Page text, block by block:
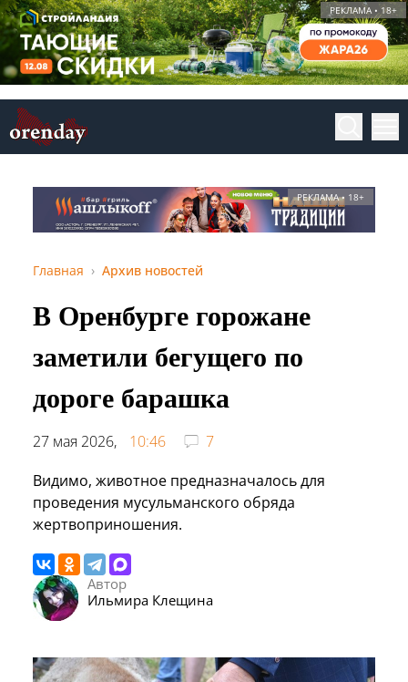
РЕКЛАМА • 18+
РЕКЛАМА • 18+
Главная Архив новостей
В Оренбурге горожане
заметили бегущего по
дороге барашка
27 мая 2026, 10:46
7
Видимо, животное предназначалось для
проведения мусульманского обряда
жертвоприношения.
Автор
Ильмира Клещина